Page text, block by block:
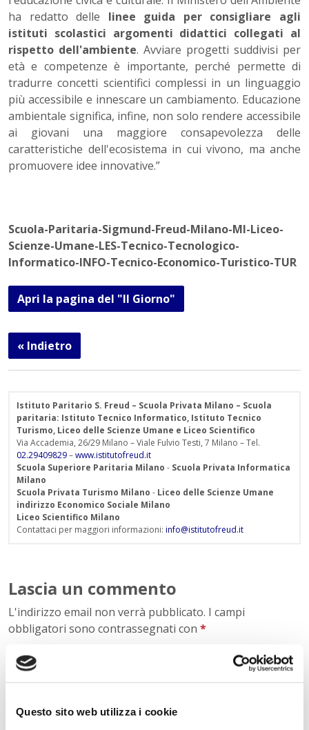
Questo sito web utilizza i cookie
ha redatto delle linee guida per consigliare agli
istituti scolastici argomenti didattici collegati al
rispetto dell'ambiente. Avviare progetti suddivisi per
età e competenze è importante, perché permette di
tradurre concetti scientifici complessi in un linguaggio
più accessibile e innescare un cambiamento. Educazione
ambientale significa, infine, non solo rendere accessibile
ai giovani una maggiore consapevolezza delle
caratteristiche dell'ecosistema in cui vivono, ma anche
promuovere idee innovative.”
Scuola-Paritaria-Sigmund-Freud-Milano-MI-Liceo-
Scienze-Umane-LES-Tecnico-Tecnologico-
Informatico-INFO-Tecnico-Economico-Turistico-TUR
Apri la pagina del "Il Giorno"
« Indietro
Istituto Paritario S. Freud – Scuola Privata Milano – Scuola
paritaria: Istituto Tecnico Informatico, Istituto Tecnico
Turismo, Liceo delle Scienze Umane e Liceo Scientifico
Via Accademia, 26/29 Milano – Viale Fulvio Testi, 7 Milano – Tel.
02.29409829–www.istitutofreud.it
Scuola Superiore Paritaria Milano - Scuola Privata Informatica
Milano
Scuola Privata Turismo Milano - Liceo delle Scienze Umane
indirizzo Economico Sociale Milano
Liceo Scientifico Milano
Contattaci per maggiori informazioni: info@istitutofreud.it
Lascia un commento
L'indirizzo email non verrà pubblicato. I campi
obbligatori sono contrassegnati con *
Nome